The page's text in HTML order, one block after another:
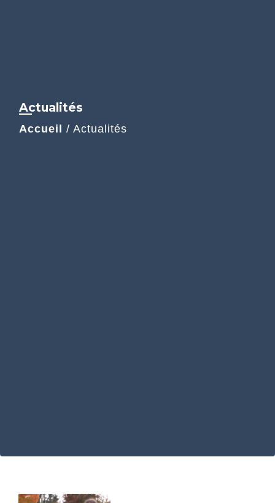
Actualités
Accueil / Actualités